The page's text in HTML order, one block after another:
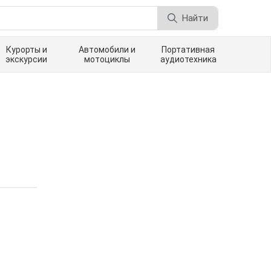
Найти
Курорты и
экскурсии
Автомобили и
мотоциклы
Портативная
аудиотехника